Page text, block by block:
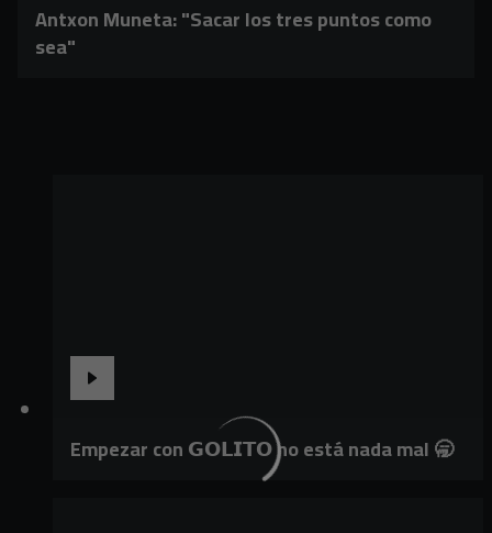
Antxon Muneta: "Sacar los tres puntos como
sea"
Empezar con 𝗚𝗢𝗟𝗜𝗧𝗢 no está nada mal 🥱